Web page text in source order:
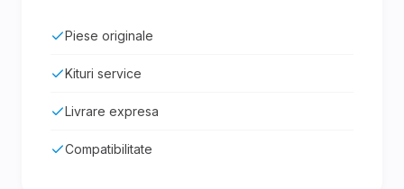
Piese originale
Kituri service
Livrare expresa
Compatibilitate